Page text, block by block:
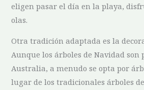
eligen pasar el día en⁢ la playa,
olas.
Otra tradición adaptada es la
⁤Aunque los ‍árboles de Navidad son
Australia, a menudo se ‌opta por
‍lugar⁣ de los tradicionales árboles